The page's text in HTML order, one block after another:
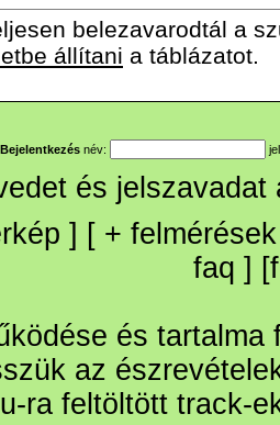
belezavarodtál a
állítani a táblázatot.
Bejelentkezés név:
és
] [ + felmérések
faq ] [
és
az
ra feltöltött track-